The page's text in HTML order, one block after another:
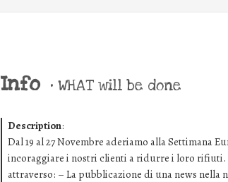
Info • WHAT will be done
Description:
Dal 19 al 27 Novembre aderiamo alla Settimana
incoraggiare i nostri clienti a ridurre i loro rifiuti.
attraverso: – La pubblicazione di una news nella